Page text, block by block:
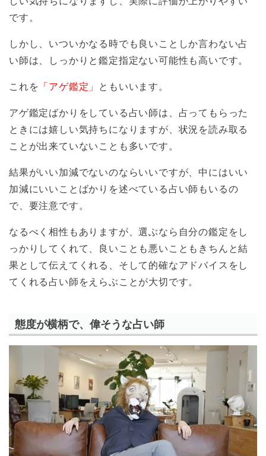
です。
しかし、いついかなる時でも良いことしか言わない占
い師は、しっかりと鑑定指定ない可能性も高いです。
これを 「アゲ鑑定」 ともいいます。
アゲ鑑定ばかりをしている占い師は、占ってもらった
ときには嬉しい気持ちになりますが、状況を読み取る
ことが出来ていないことも多いです。
結果がいい加減でないのならいいですが、中にはいい
加減にいいことばかりを述べている占い師もいるの
で、要注意です。
なるべく相性もありますが、選ぶなら自分の鑑定をし
っかりしてくれて、良いことも悪いこともきちんと結
果として伝えてくれる、そして的確なアドバイスをし
てくれる占い師をえらぶことが大切です。
態度が横柄で、偉そうな占い師